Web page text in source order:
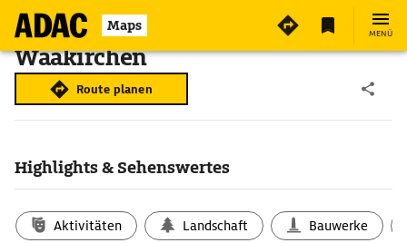
Maps MENÜ
Waakirchen
Route planen
Highlights & Sehenswertes
Aktivitäten Landschaft Bauwerke